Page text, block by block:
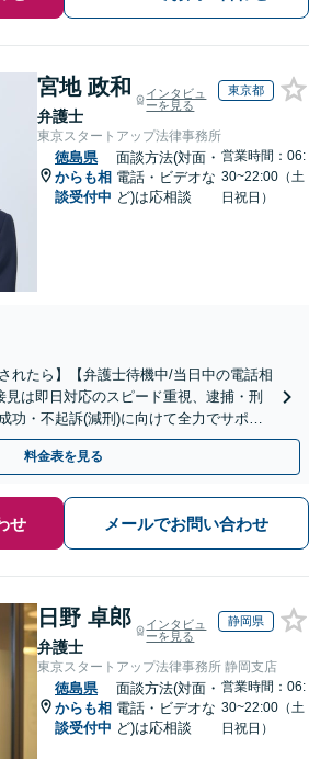
宮地 政和
弁護士
インタビュ
ーを見る
東京都
東京スタートアップ法律事務所
徳島県
からも相
談受付中
面談方法(対面・
電話・ビデオな
ど)は応相談
営業時間：06:
30~22:00（土
日祝日）
れたら】【弁護士待機中/当日中の電話相
は即日対応のスピード重視、逮捕・刑
功・不起訴(減刑)に向けて全力でサポー
専門】
料金表を見る
せ メールでお問い合わせ
日野 卓郎
弁護士
インタビュ
ーを見る
静岡県
東京スタートアップ法律事務所 静岡支店
徳島県
からも相
談受付中
面談方法(対面・
電話・ビデオな
ど)は応相談
営業時間：06:
30~22:00（土
日祝日）